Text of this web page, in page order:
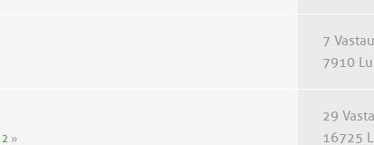
7
7910
2 »
29
16725